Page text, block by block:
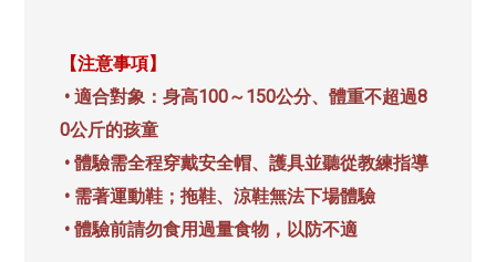
【注意事項】
• 適合對象：身高100～150公分、體重不超過8
0公斤的孩童
• 體驗需全程穿戴安全帽、護具並聽從教練指導
• 需著運動鞋；拖鞋、涼鞋無法下場體驗
• 體驗前請勿食用過量食物，以防不適